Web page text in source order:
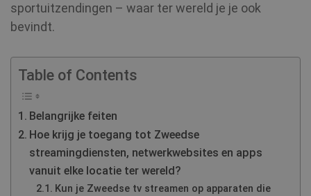
sportuitzendingen – waar ter wereld je je ook
bevindt.
Table of Contents
Belangrijke feiten
Hoe krijg je toegang tot Zweedse
streamingdiensten, netwerkwebsites en apps
vanuit elke locatie ter wereld?
Kun je Zweedse tv streamen op apparaten die